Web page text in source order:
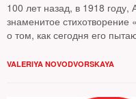
100 лет назад, в 1918 году,
знаменитое
о том, как сегодня его
VALERIYA NOVODVORSKAYA